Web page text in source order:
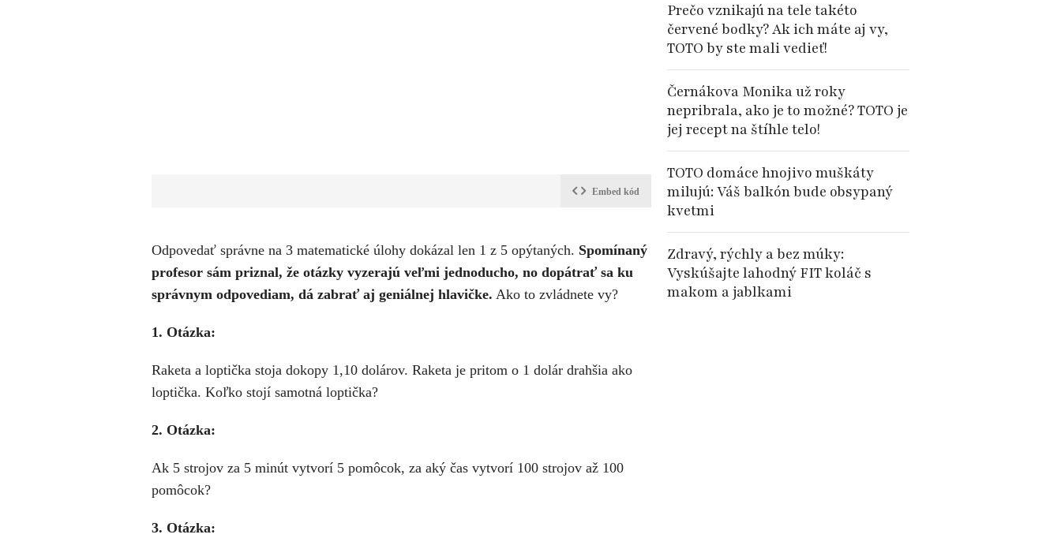
Embed kód
​Odpovedať správne na 3 matematické úlohy dokázal len 1 z 5 opýtaných. Spomínaný
profesor sám priznal, že otázky vyzerajú veľmi jednoducho, no dopátrať sa ku
správnym odpovediam, dá zabrať aj geniálnej hlavičke. Ako to zvládnete vy?
1. Otázka:
Raketa a loptička stoja dokopy 1,10 dolárov. Raketa je pritom o 1 dolár drahšia ako
loptička. Koľko stojí samotná loptička?
2. Otázka:
Ak 5 strojov za 5 minút vytvorí 5 pomôcok, za aký čas vytvorí 100 strojov až 100
pomôcok?
3. Otázka:
Prečo vznikajú na tele takéto
červené bodky? Ak ich máte aj vy,
TOTO by ste mali vedieť!
Černákova Monika už roky
nepribrala, ako je to možné? TOTO je
jej recept na štíhle telo!
TOTO domáce hnojivo muškáty
milujú: Váš balkón bude obsypaný
kvetmi
Zdravý, rýchly a bez múky:
Vyskúšajte lahodný FIT koláč s
makom a jablkami